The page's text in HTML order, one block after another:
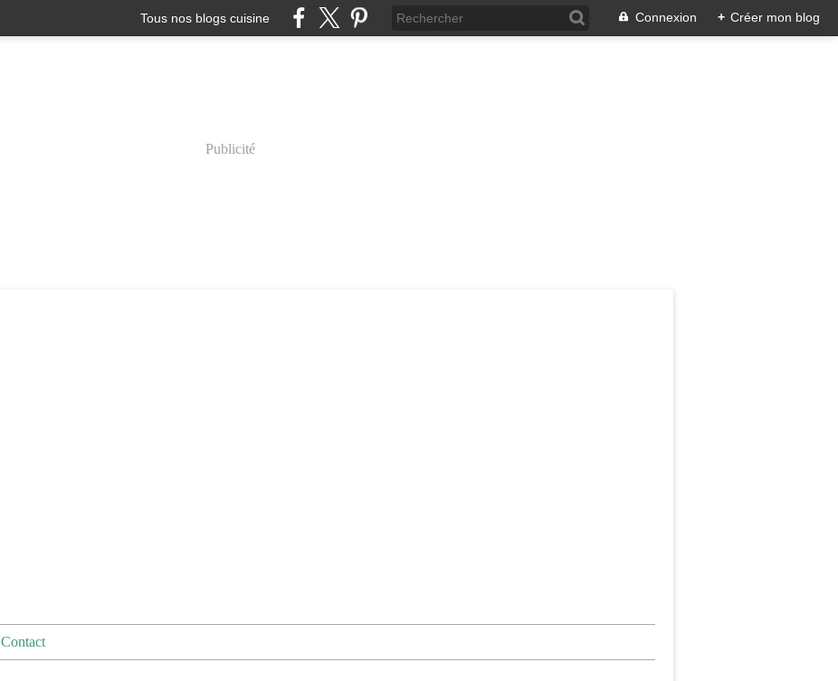
Tous nos blogs cuisine Connexion + Créer mon blog
Publicité
Contact